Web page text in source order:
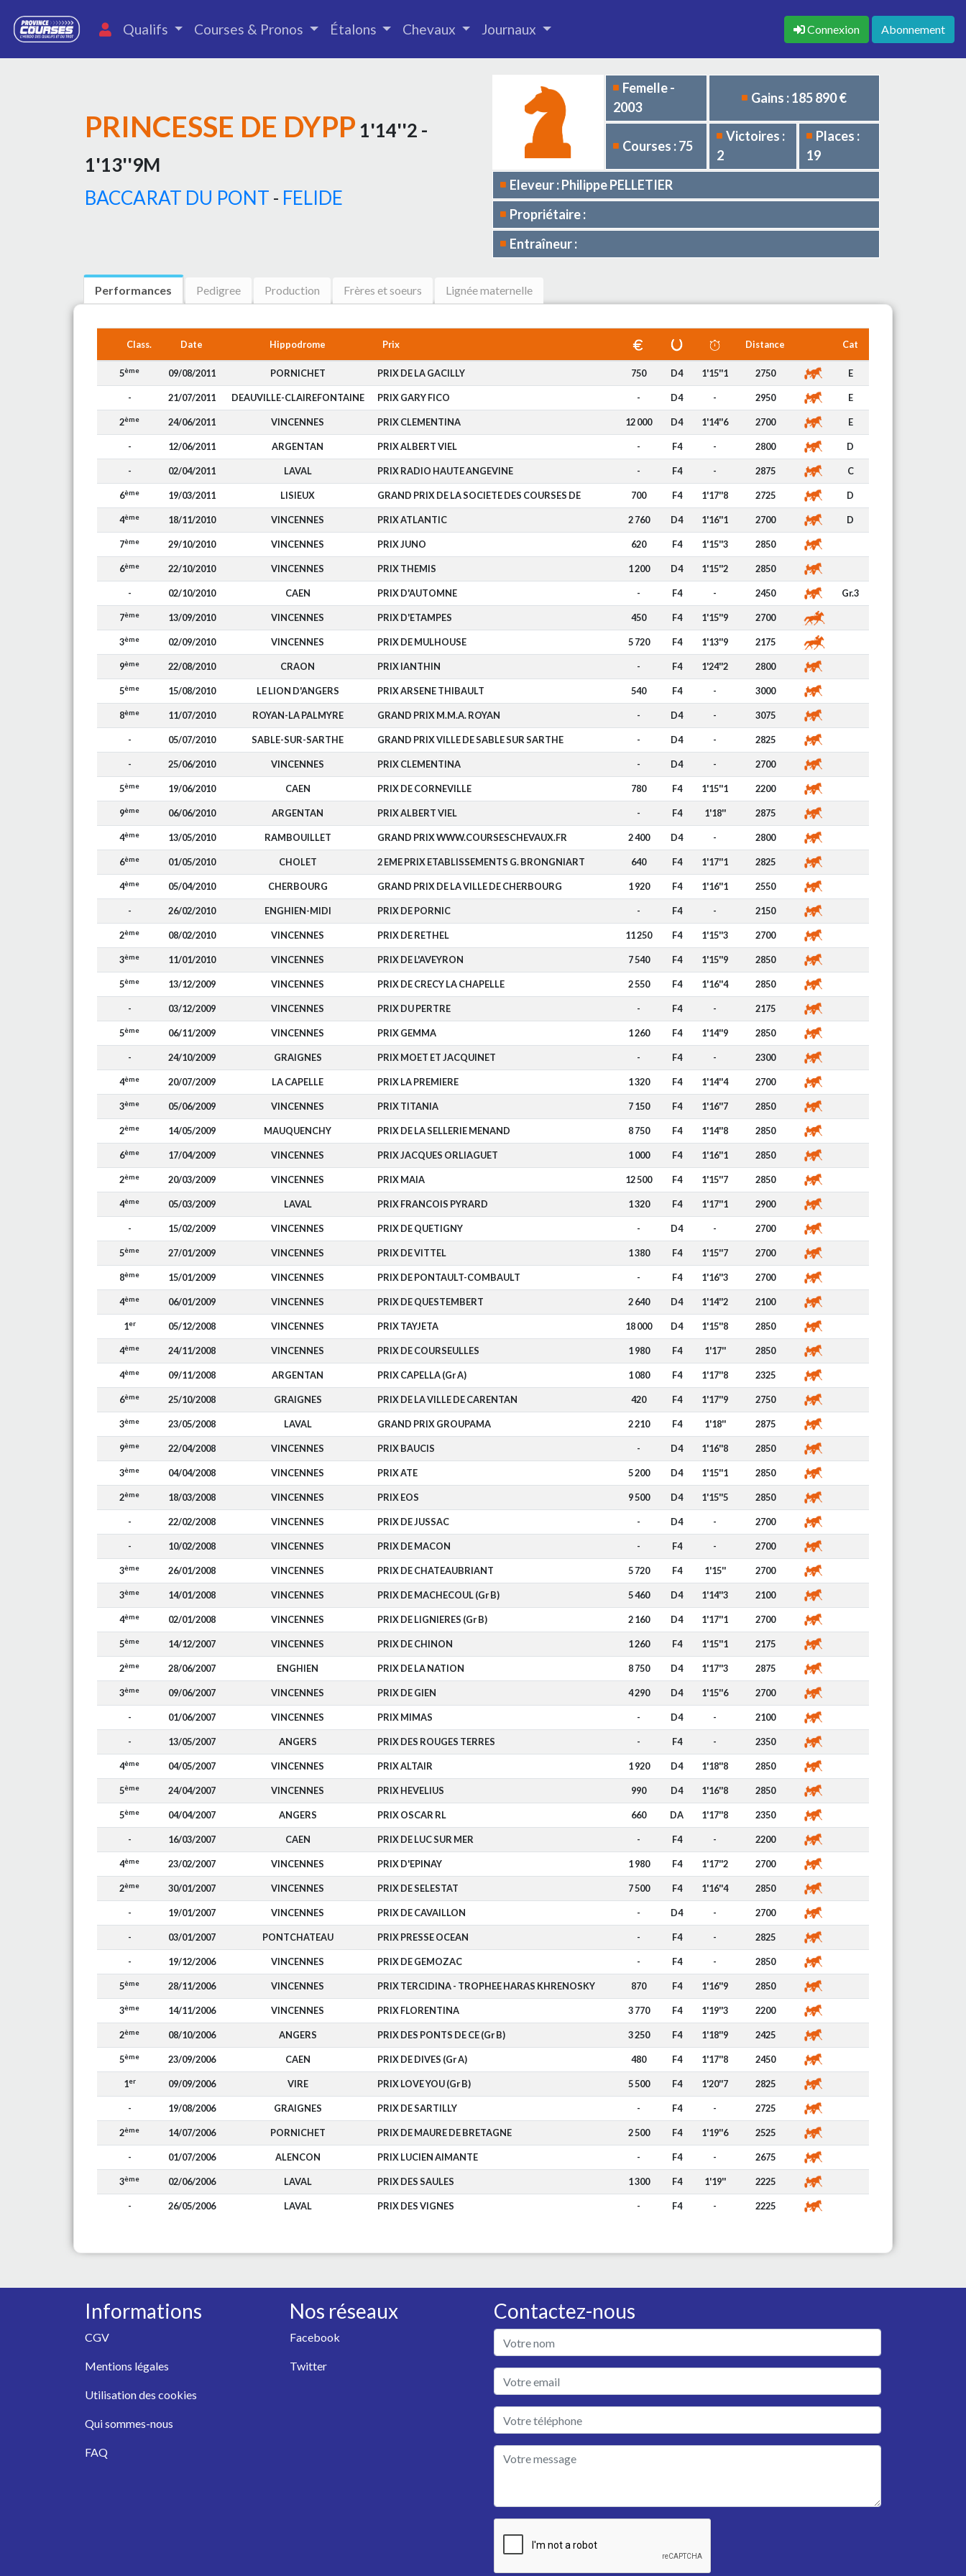
Qualifs Courses & Pronos Étalons Chevaux Journaux Connexion Abonnement
PRINCESSE DE DYPP 1'14''2 -
1'13''9M
BACCARAT DU PONT - FELIDE
Femelle -
2003
Gains : 185 890 €
Courses : 75
Victoires :
2
Places :
19
Eleveur : Philippe PELLETIER
Propriétaire :
Entraîneur :
Performances Pedigree Production Frères et soeurs Lignée maternelle
Class. Date Hippodrome Prix Distance Cat
5ème 09/08/2011 PORNICHET PRIX DE LA GACILLY 750 D4 1'15''1 2750 E
- 21/07/2011 DEAUVILLE-CLAIREFONTAINE PRIX GARY FICO - D4 - 2950 E
2ème 24/06/2011 VINCENNES PRIX CLEMENTINA 12 000 D4 1'14''6 2700 E
- 12/06/2011 ARGENTAN PRIX ALBERT VIEL - F4 - 2800 D
- 02/04/2011 LAVAL PRIX RADIO HAUTE ANGEVINE - F4 - 2875 C
6ème 19/03/2011 LISIEUX GRAND PRIX DE LA SOCIETE DES COURSES DE 700 F4 1'17''8 2725 D
4ème 18/11/2010 VINCENNES PRIX ATLANTIC 2 760 D4 1'16''1 2700 D
7ème 29/10/2010 VINCENNES PRIX JUNO 620 F4 1'15''3 2850
6ème 22/10/2010 VINCENNES PRIX THEMIS 1 200 D4 1'15''2 2850
- 02/10/2010 CAEN PRIX D'AUTOMNE - F4 - 2450 Gr.3
7ème 13/09/2010 VINCENNES PRIX D'ETAMPES 450 F4 1'15''9 2700
3ème 02/09/2010 VINCENNES PRIX DE MULHOUSE 5 720 F4 1'13''9 2175
9ème 22/08/2010 CRAON PRIX IANTHIN - F4 1'24''2 2800
5ème 15/08/2010 LE LION D'ANGERS PRIX ARSENE THIBAULT 540 F4 - 3000
8ème 11/07/2010 ROYAN-LA PALMYRE GRAND PRIX M.M.A. ROYAN - D4 - 3075
- 05/07/2010 SABLE-SUR-SARTHE GRAND PRIX VILLE DE SABLE SUR SARTHE - D4 - 2825
- 25/06/2010 VINCENNES PRIX CLEMENTINA - D4 - 2700
5ème 19/06/2010 CAEN PRIX DE CORNEVILLE 780 F4 1'15''1 2200
9ème 06/06/2010 ARGENTAN PRIX ALBERT VIEL - F4 1'18'' 2875
4ème 13/05/2010 RAMBOUILLET GRAND PRIX WWW.COURSESCHEVAUX.FR 2 400 D4 - 2800
6ème 01/05/2010 CHOLET 2 EME PRIX ETABLISSEMENTS G. BRONGNIART 640 F4 1'17''1 2825
4ème 05/04/2010 CHERBOURG GRAND PRIX DE LA VILLE DE CHERBOURG 1 920 F4 1'16''1 2550
- 26/02/2010 ENGHIEN-MIDI PRIX DE PORNIC - F4 - 2150
2ème 08/02/2010 VINCENNES PRIX DE RETHEL 11 250 F4 1'15''3 2700
3ème 11/01/2010 VINCENNES PRIX DE L'AVEYRON 7 540 F4 1'15''9 2850
5ème 13/12/2009 VINCENNES PRIX DE CRECY LA CHAPELLE 2 550 F4 1'16''4 2850
- 03/12/2009 VINCENNES PRIX DU PERTRE - F4 - 2175
5ème 06/11/2009 VINCENNES PRIX GEMMA 1 260 F4 1'14''9 2850
- 24/10/2009 GRAIGNES PRIX MOET ET JACQUINET - F4 - 2300
4ème 20/07/2009 LA CAPELLE PRIX LA PREMIERE 1 320 F4 1'14''4 2700
3ème 05/06/2009 VINCENNES PRIX TITANIA 7 150 F4 1'16''7 2850
2ème 14/05/2009 MAUQUENCHY PRIX DE LA SELLERIE MENAND 8 750 F4 1'14''8 2850
6ème 17/04/2009 VINCENNES PRIX JACQUES ORLIAGUET 1 000 F4 1'16''1 2850
2ème 20/03/2009 VINCENNES PRIX MAIA 12 500 F4 1'15''7 2850
4ème 05/03/2009 LAVAL PRIX FRANCOIS PYRARD 1 320 F4 1'17''1 2900
- 15/02/2009 VINCENNES PRIX DE QUETIGNY - D4 - 2700
5ème 27/01/2009 VINCENNES PRIX DE VITTEL 1 380 F4 1'15''7 2700
8ème 15/01/2009 VINCENNES PRIX DE PONTAULT-COMBAULT - F4 1'16''3 2700
4ème 06/01/2009 VINCENNES PRIX DE QUESTEMBERT 2 640 D4 1'14''2 2100
1er 05/12/2008 VINCENNES PRIX TAYJETA 18 000 D4 1'15''8 2850
4ème 24/11/2008 VINCENNES PRIX DE COURSEULLES 1 980 F4 1'17'' 2850
4ème 09/11/2008 ARGENTAN PRIX CAPELLA (Gr A) 1 080 F4 1'17''8 2325
6ème 25/10/2008 GRAIGNES PRIX DE LA VILLE DE CARENTAN 420 F4 1'17''9 2750
3ème 23/05/2008 LAVAL GRAND PRIX GROUPAMA 2 210 F4 1'18'' 2875
9ème 22/04/2008 VINCENNES PRIX BAUCIS - D4 1'16''8 2850
3ème 04/04/2008 VINCENNES PRIX ATE 5 200 D4 1'15''1 2850
2ème 18/03/2008 VINCENNES PRIX EOS 9 500 D4 1'15''5 2850
- 22/02/2008 VINCENNES PRIX DE JUSSAC - D4 - 2700
- 10/02/2008 VINCENNES PRIX DE MACON - F4 - 2700
3ème 26/01/2008 VINCENNES PRIX DE CHATEAUBRIANT 5 720 F4 1'15'' 2700
3ème 14/01/2008 VINCENNES PRIX DE MACHECOUL (Gr B) 5 460 D4 1'14''3 2100
4ème 02/01/2008 VINCENNES PRIX DE LIGNIERES (Gr B) 2 160 D4 1'17''1 2700
5ème 14/12/2007 VINCENNES PRIX DE CHINON 1 260 F4 1'15''1 2175
2ème 28/06/2007 ENGHIEN PRIX DE LA NATION 8 750 D4 1'17''3 2875
3ème 09/06/2007 VINCENNES PRIX DE GIEN 4 290 D4 1'15''6 2700
- 01/06/2007 VINCENNES PRIX MIMAS - D4 - 2100
- 13/05/2007 ANGERS PRIX DES ROUGES TERRES - F4 - 2350
4ème 04/05/2007 VINCENNES PRIX ALTAIR 1 920 D4 1'18''8 2850
5ème 24/04/2007 VINCENNES PRIX HEVELIUS 990 D4 1'16''8 2850
5ème 04/04/2007 ANGERS PRIX OSCAR RL 660 DA 1'17''8 2350
- 16/03/2007 CAEN PRIX DE LUC SUR MER - F4 - 2200
4ème 23/02/2007 VINCENNES PRIX D'EPINAY 1 980 F4 1'17''2 2700
2ème 30/01/2007 VINCENNES PRIX DE SELESTAT 7 500 F4 1'16''4 2850
- 19/01/2007 VINCENNES PRIX DE CAVAILLON - D4 - 2700
- 03/01/2007 PONTCHATEAU PRIX PRESSE OCEAN - F4 - 2825
- 19/12/2006 VINCENNES PRIX DE GEMOZAC - F4 - 2850
5ème 28/11/2006 VINCENNES PRIX TERCIDINA - TROPHEE HARAS KHRENOSKY 870 F4 1'16''9 2850
3ème 14/11/2006 VINCENNES PRIX FLORENTINA 3 770 F4 1'19''3 2200
2ème 08/10/2006 ANGERS PRIX DES PONTS DE CE (Gr B) 3 250 F4 1'18''9 2425
5ème 23/09/2006 CAEN PRIX DE DIVES (Gr A) 480 F4 1'17''8 2450
1er 09/09/2006 VIRE PRIX LOVE YOU (Gr B) 5 500 F4 1'20''7 2825
- 19/08/2006 GRAIGNES PRIX DE SARTILLY - F4 - 2725
2ème 14/07/2006 PORNICHET PRIX DE MAURE DE BRETAGNE 2 500 F4 1'19''6 2525
- 01/07/2006 ALENCON PRIX LUCIEN AIMANTE - F4 - 2675
3ème 02/06/2006 LAVAL PRIX DES SAULES 1 300 F4 1'19'' 2225
- 26/05/2006 LAVAL PRIX DES VIGNES - F4 - 2225
Informations
CGV
Mentions légales
Utilisation des cookies
Qui sommes-nous
FAQ
Nos réseaux
Facebook
Twitter
Contactez-nous